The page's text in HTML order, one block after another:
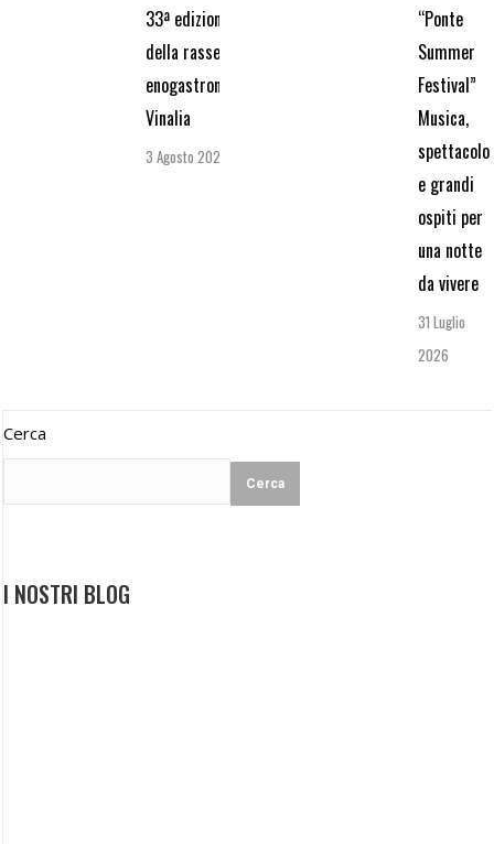
33ª edizione
della rassegna
enogastronomica
Vinalia
3 Agosto 2026
“Ponte
Summer
Festival”
Musica,
spettacolo
e grandi
ospiti per
una notte
da vivere
31 Luglio
2026
Cerca
Cerca
I NOSTRI BLOG